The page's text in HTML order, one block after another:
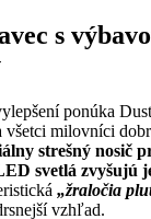
s
ponúka
všetci milovníci
strešný nosič
svetlá zvyšujú
„žraločia
vzhľad.